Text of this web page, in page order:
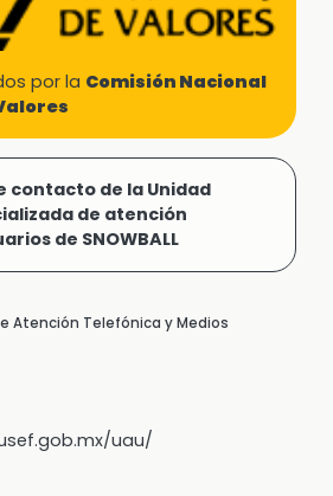
por la Comisión Nacional
contacto de la Unidad
de atención
de SNOWBALL
Atención Telefónica y Medios
uau/